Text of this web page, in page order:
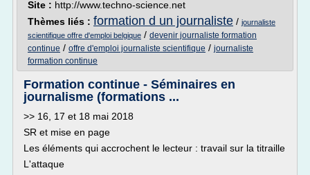
Site : http://www.techno-science.net
Thèmes liés : formation d un journaliste / journaliste
scientifique offre d'emploi belgique / devenir journaliste formation
continue / offre d'emploi journaliste scientifique / journaliste
formation continue
Formation continue - Séminaires en
journalisme (formations ...
>> 16, 17 et 18 mai 2018
SR et mise en page
Les éléments qui accrochent le lecteur : travail sur la titraille
L'attaque